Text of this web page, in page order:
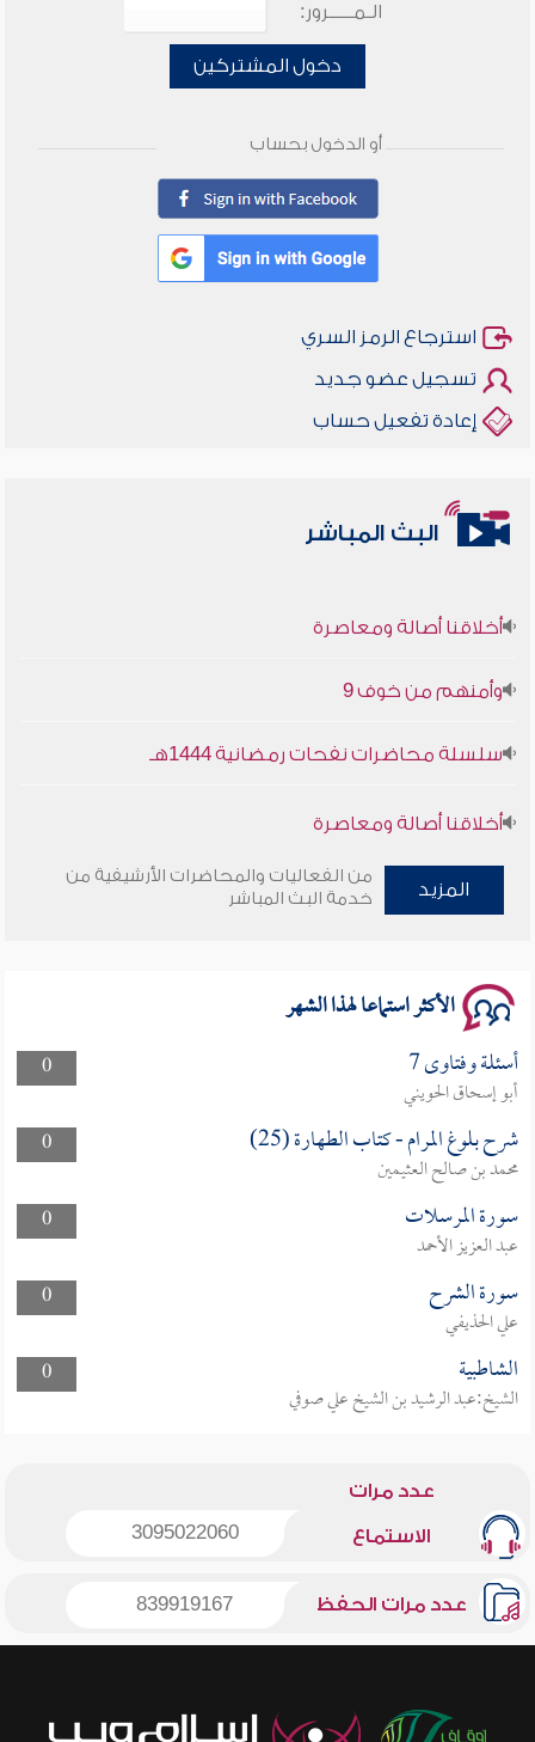
الـمـــــرور:
دخول المشتركين
أو الدخول بحساب
استرجاع الرمز السري
تسجيل عضو جديد
إعادة تفعيل حساب
البث المباشر
أخلاقنا أصالة ومعاصرة
وأمنهم من خوف 9
سلسلة محاضرات نفحات رمضانية 1444هـ
أخلاقنا أصالة ومعاصرة
وأمنهم من خوف 9
المزيد
من الفعاليات والمحاضرات الأرشيفية من
خدمة البث المباشر
الأكثر استماعا لهذا الشهر
0 أسئلة وفتاوى 7
أبو إسحاق الحويني
0
شرح بلوغ المرام - كتاب الطهارة (25)
محمد بن صالح العثيمين
0
سورة المرسلات
عبد العزيز الأحمد
0
سورة الشرح
علي الحذيفي
0
الشاطبية
الشيخ:عبد الرشيد بن الشيخ علي صوفي
عدد مرات
الاستماع 3095022060
عدد مرات الحفظ 839919167